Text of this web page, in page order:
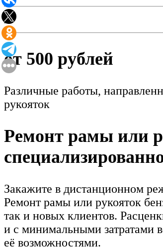
от 500 рублей
Различные работы,
рукояток
Ремонт рамы или
Закажите в дистанционном
Ремонт рамы или рукояток
так и новых клиентов.
и с минимальными затратами
её возможностями.